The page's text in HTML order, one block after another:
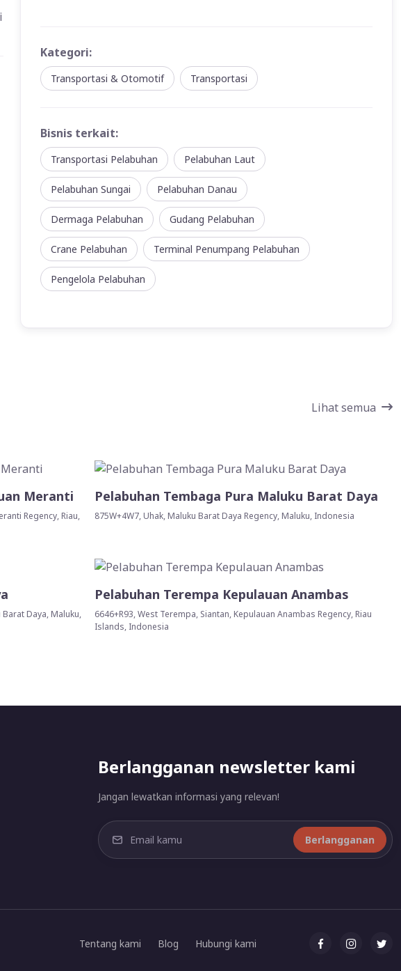
Kategori:
Transportasi & Otomotif Transportasi
Bisnis terkait:
Transportasi Pelabuhan Pelabuhan Laut
Pelabuhan Sungai Pelabuhan Danau
Dermaga Pelabuhan Gudang Pelabuhan
Crane Pelabuhan Terminal Penumpang Pelabuhan
Pengelola Pelabuhan
Lihat semua
Meranti
Regency, Riau,
Pelabuhan Tembaga Pura Maluku Barat Daya
875W+4W7, Uhak, Maluku Barat Daya Regency, Maluku, Indonesia
Barat Daya, Maluku,
Pelabuhan Terempa Kepulauan Anambas
6646+R93, West Terempa, Siantan, Kepulauan Anambas Regency, Riau
Islands, Indonesia
Berlangganan newsletter kami
Jangan lewatkan informasi yang relevan!
Berlangganan
Tentang kami Blog Hubungi kami